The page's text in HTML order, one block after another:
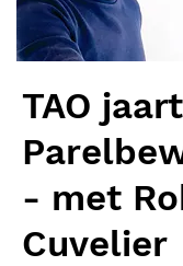
TAO
- met
Cuvelier